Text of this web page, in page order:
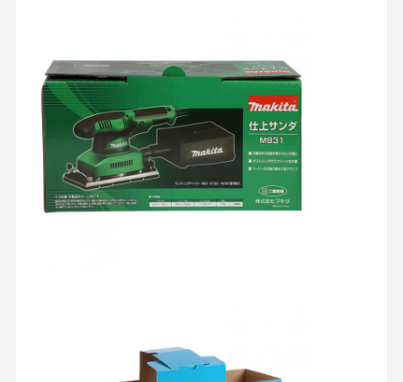
La Qualité
Boîte d'emballage cosmétique
Boîte d'emballage alimentaire
emballage de vêtements personnalisé